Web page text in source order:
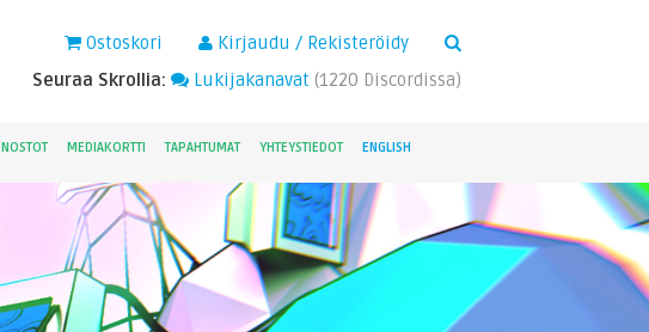
Kirjaudu / Rekisteröidy
Ostoskori
Seuraa Skrollia:
Lukijakanavat (1220 Discordissa)
NOSTOT MEDIAKORTTI TAPAHTUMAT YHTEYSTIEDOT ENGLISH